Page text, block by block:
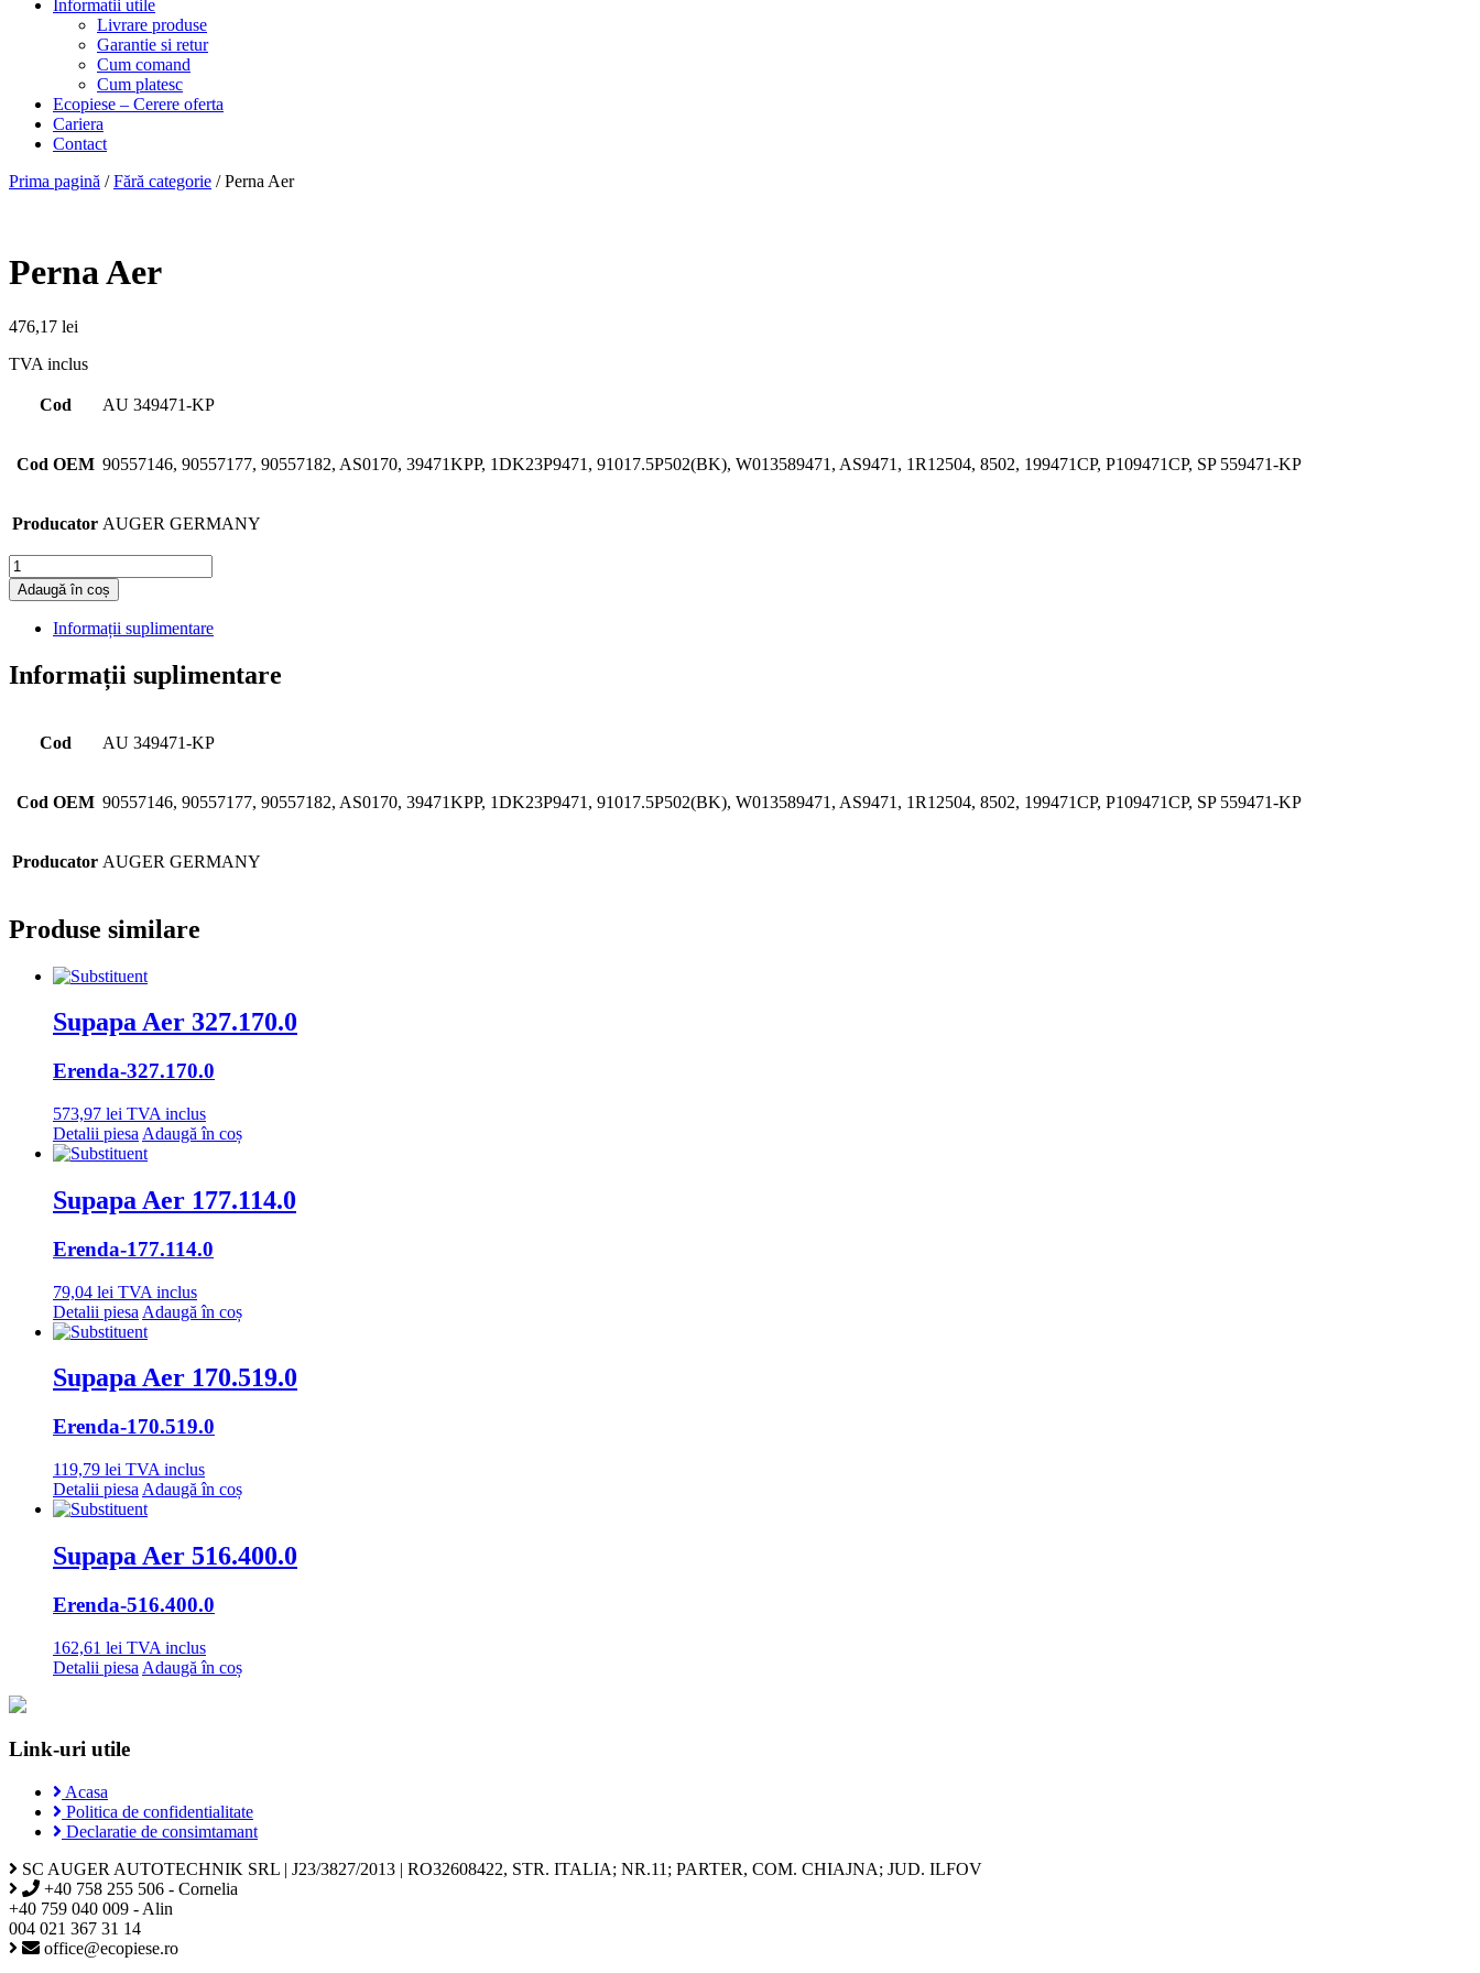
Informatii utile
Livrare produse
Garantie si retur
Cum comand
Cum platesc
Ecopiese – Cerere oferta
Cariera
Contact
Prima pagină /Fără categorie / Perna Aer
Perna Aer
476,17 lei
TVA inclus
Cod AU 349471-KP
Cod OEM 90557146, 90557177, 90557182, AS0170, 39471KPP, 1DK23P9471, 91017.5P502(BK), W013589471, AS9471, 1R12504, 8502, 199471CP, P109471CP, SP 559471-KP
Producator AUGER GERMANY
Cantitate
Adaugă în coș
Informații suplimentare
Informații suplimentare
Cod AU 349471-KP
Cod OEM 90557146, 90557177, 90557182, AS0170, 39471KPP, 1DK23P9471, 91017.5P502(BK), W013589471, AS9471, 1R12504, 8502, 199471CP, P109471CP, SP 559471-KP
Producator AUGER GERMANY
Produse similare
Supapa Aer 327.170.0
Erenda-327.170.0
573,97 lei TVA inclus
Detalii piesa Adaugă în coș
Supapa Aer 177.114.0
Erenda-177.114.0
79,04 lei TVA inclus
Detalii piesa Adaugă în coș
Supapa Aer 170.519.0
Erenda-170.519.0
119,79 lei TVA inclus
Detalii piesa Adaugă în coș
Supapa Aer 516.400.0
Erenda-516.400.0
162,61 lei TVA inclus
Detalii piesa Adaugă în coș
Link-uri utile
Acasa
Politica de confidentialitate
Declaratie de consimtamant
SC AUGER AUTOTECHNIK SRL | J23/3827/2013 | RO32608422, STR. ITALIA; NR.11; PARTER, COM. CHIAJNA; JUD. ILFOV
+40 758 255 506 - Cornelia
+40 759 040 009 - Alin
004 021 367 31 14
office@ecopiese.ro